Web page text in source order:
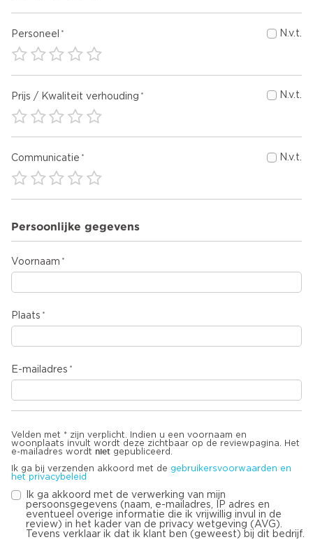
Personeel N.v.t.
Prijs / Kwaliteit verhouding N.v.t.
Communicatie N.v.t.
Persoonlijke gegevens
Voornaam
Plaats
E-mailadres
Velden met * zijn verplicht. Indien u een voornaam en
woonplaats invult wordt deze zichtbaar op de reviewpagina. Het
e-mailadres wordt niet gepubliceerd.
Ik ga bij verzenden akkoord met de gebruikersvoorwaarden en
het privacybeleid
Ik ga akkoord met de verwerking van mijn
persoonsgegevens (naam, e-mailadres, IP adres en
eventueel overige informatie die ik vrijwillig invul in de
review) in het kader van de privacy wetgeving (AVG).
Tevens verklaar ik dat ik klant ben (geweest) bij dit bedrijf.